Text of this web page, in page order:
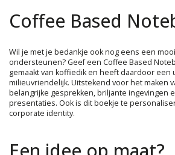
Coffee Based
Wil je met je bedankje ook nog eens een
ondersteunen? Geef een Coffee Based
gemaakt van koffiedik en heeft daardoor een
milieuvriendelijk. Uitstekend voor het maken
belangrijke gesprekken, briljante ingevingen
presentaties. Ook is dit boekje te
corporate identity.